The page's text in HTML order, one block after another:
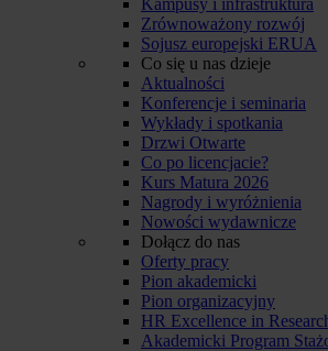
Zrównoważony rozwój
Sojusz europejski ERUA
Co się u nas dzieje
Aktualności
Konferencje i seminaria
Wykłady i spotkania
Drzwi Otwarte
Co po licencjacie?
Kurs Matura 2026
Nagrody i wyróżnienia
Nowości wydawnicze
Dołącz do nas
Oferty pracy
Pion akademicki
Pion organizacyjny
HR Excellence in
Akademicki Program